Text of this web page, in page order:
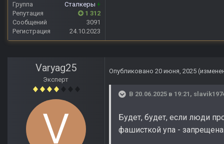
Группа
Сталкеры +
Репутация
1 312
Сообщений
3091
Регистрация
24.10.2023
Varyag25
Эксперт
Опубликовано 20 июня, 2025
В 20.06.2025 в 19:21,
Будет, будет, если люди
фашисткой упа -